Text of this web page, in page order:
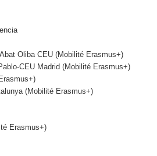
Oliba CEU (Mobilité Erasmus+)
CEU Madrid (Mobilité Erasmus+)
(Mobilité Erasmus+)
Erasmus+)